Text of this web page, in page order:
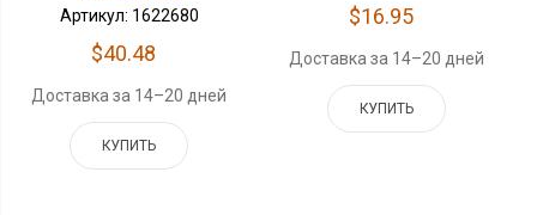
Артикул: 1622680
$40.48
Доставка за 14–20 дней
КУПИТЬ
$16.95
Доставка за 14–20 дней
КУПИТЬ